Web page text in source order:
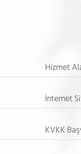
Hizmet
İnternet
KVKK